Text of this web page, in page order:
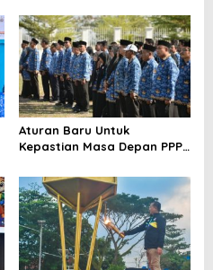
Aturan Baru Untuk
Kepastian Masa Depan PPPK